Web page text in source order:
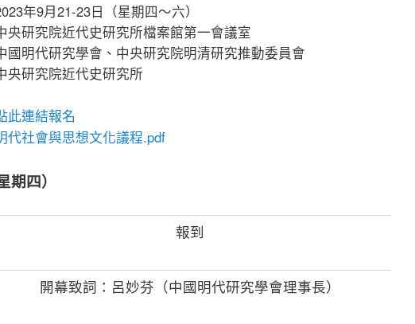
年9月21-23日（星期四～六）
央研究院近代史研究所檔案館第一會議室
國明代研究學會、中央研究院明清研究推動委員會
央研究院近代史研究所
此連結報名
代社會與思想文化議程.pdf
期四）
報到
開幕致詞：呂妙芬（中國明代研究學會理事長）